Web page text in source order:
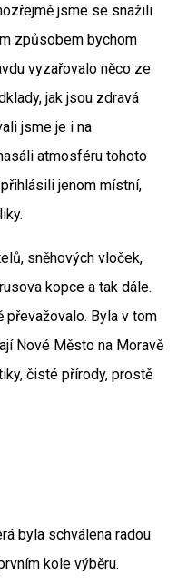
jsme se snažili
způsobem bychom
vyzařovalo něco ze
jak jsou zdravá
jsme je i na
atmosféru tohoto
jenom místní,
sněhových vloček,
kopce a tak dále.
převažovalo. Byla v tom
Nové Město na Moravě
čisté přírody, prostě
byla schválena radou
kole výběru.